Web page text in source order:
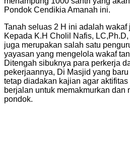
Pondok Cendikia Amanah ini.
Tanah seluas 2 H ini adalah
Kepada K.H Cholil Nafis,
juga merupakan salah satu
yayasan yang mengelola wakaf
Ditengah sibuknya para perkerja
pekerjaannya, Di Masjid yang
tetap diadakan kajian agar
berjalan untuk memakmurkan dan
pondok.